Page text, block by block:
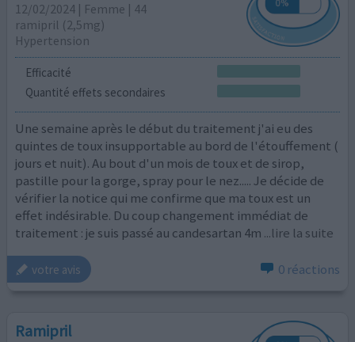
12/02/2024 | Femme | 44
ramipril (2,5mg)
Hypertension
Efficacité
Quantité effets secondaires
Une semaine après le début du traitement j'ai eu des
quintes de toux insupportable au bord de l'étouffement (
jours et nuit). Au bout d'un mois de toux et de sirop,
pastille pour la gorge, spray pour le nez..... Je décide de
vérifier la notice qui me confirme que ma toux est un
effet indésirable. Du coup changement immédiat de
traitement : je suis passé au candesartan 4m ...lire la suite
votre avis 0 réactions
Ramipril